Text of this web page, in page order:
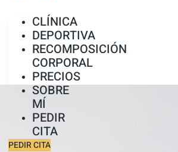
CLÍNICA
DEPORTIVA
RECOMPOSICIÓN
CORPORAL
PRECIOS
SOBRE
MÍ
PEDIR
CITA
PEDIR CITA